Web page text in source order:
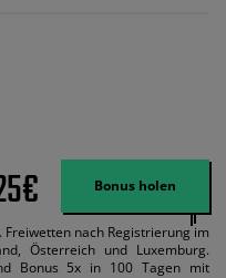
Bonus holen
nach Registrierung im
Österreich und Luxemburg.
Bonus 5x in 100 Tagen mit